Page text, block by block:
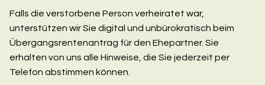
Falls die verstorbene Person verheiratet war,
unterstützen wir Sie digital und unbürokratisch beim
Übergangsrentenantrag für den Ehepartner. Sie
erhalten von uns alle Hinweise, die Sie jederzeit per
Telefon abstimmen können.